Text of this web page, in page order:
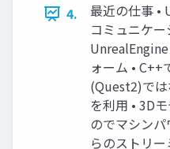
4.
最近の仕事 •
コミュニケ
ォーム • C++
(Quest2)で
を利用 • 3D
のでマシン
らのストリ